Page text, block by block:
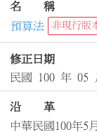
名 稱
預算法
非現行版
修正日期
民國 100 年 05
沿 革
中華民國100年5